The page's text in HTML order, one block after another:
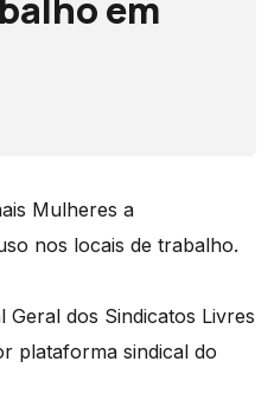
Mulheres a
nos locais de trabalho.
dos Sindicatos Livres
plataforma sindical do